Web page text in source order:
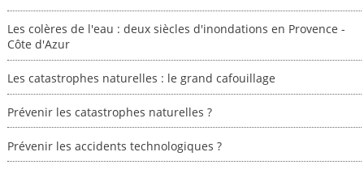
Les colères de l'eau : deux siècles d'inondations en Provence -
Côte d'Azur
Les catastrophes naturelles : le grand cafouillage
Prévenir les catastrophes naturelles ?
Prévenir les accidents technologiques ?